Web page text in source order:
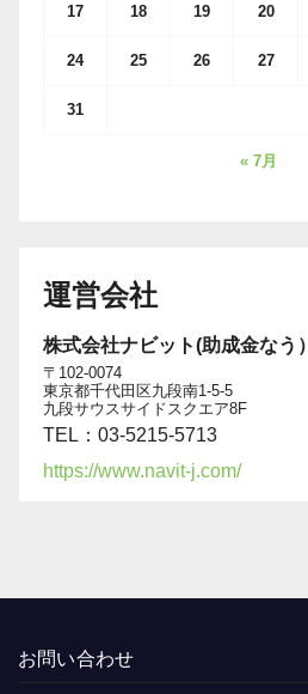
17 18 19 20
24 25 26 27
31
« 7月
運営会社
株式会社ナビット(助成金なう）
〒102-0074
東京都千代田区九段南1-5-5
九段サウスサイドスクエア8F
TEL：03-5215-5713
https://www.navit-j.com/
お問い合わせ